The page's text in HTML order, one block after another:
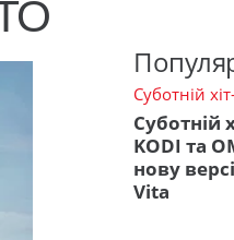
Суботній
Суботній
KODI та
нову
Vita